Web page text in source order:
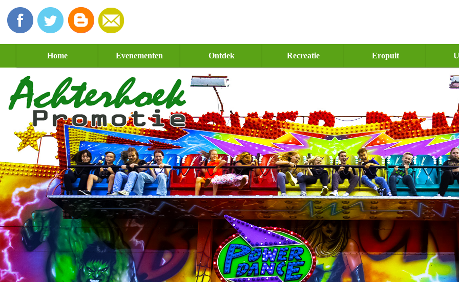
Home Evenementen Ontdek Recreatie Eropuit